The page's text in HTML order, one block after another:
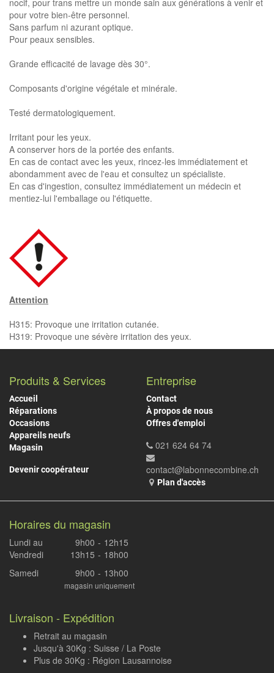
nocif, pour trans mettre un monde sain aux générations à venir et
pour votre bien-être personnel.
Sans parfum ni azurant optique.
Pour peaux sensibles.
Grande efficacité de lavage dès 30°.
Composants d'origine végétale et minérale.
Testé dermatologiquement.
Irritant pour les yeux.
A conserver hors de la portée des enfants.
En cas de contact avec les yeux, rincez-les immédiatement et
abondamment avec de l'eau et consultez un spécialiste.
En cas d'ingestion, consultez immédiatement un médecin et
mentiez-lui l'emballage ou l'étiquette.
Attention
H315: Provoque une irritation cutanée.
H319: Provoque une sévère irritation des yeux.
Produits & Services
Accueil
Réparations
Occasions
Appareils neufs
Magasin
Devenir coopérateur
Entreprise
Contact
À propos de nous
Offres d'emploi
021 624 64 74
contact@labonnecombine.ch
Plan d'accès
Horaires du magasin
Lundi au
Vendredi
9h00
13h15
-
-
12h15
18h00
Samedi
9h00 - 13h00
magasin uniquement
Livraison - Expédition
Retrait au magasin
Jusqu'à 30Kg : Suisse / La Poste
Plus de 30Kg : Région Lausannoise